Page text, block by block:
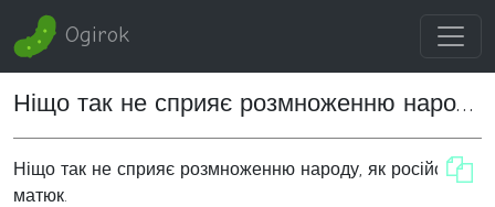
Ogirok
Ніщо так не сприяє розмноженню народу
Ніщо так не сприяє розмноженню народу, як російський
матюк.